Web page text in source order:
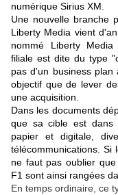
numérique Sirius XM.
Une nouvelle branche
Liberty Media vient
nommé Liberty Media
filiale est dite du type
pas d'un business
objectif que de lever
une acquisition.
Dans les documents
que sa cible est dans
papier et digitale,
télécommunications.
ne faut pas oublier
F1 sont ainsi rangées
En temps ordinaire, ce